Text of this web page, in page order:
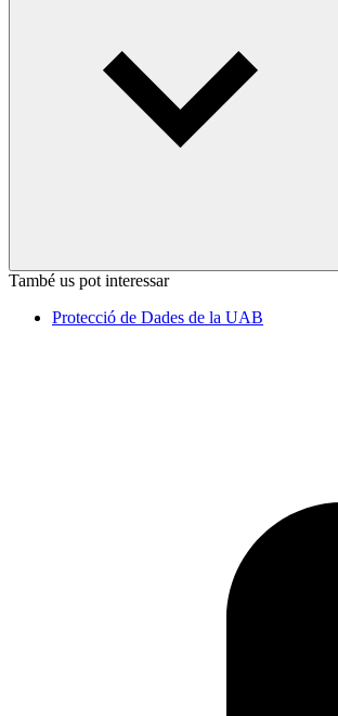
També us pot interessar
Protecció de Dades de la UAB